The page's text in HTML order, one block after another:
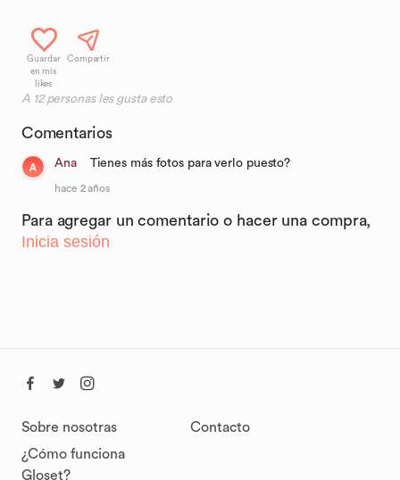
Guardar
en mis
likes
Compartir
A 12personas les gusta esto
Comentarios
A Ana Tienes más fotos para verlo puesto?
hace 2 años
Para agregar un comentario o hacer una compra,
Inicia sesión
Sobre nosotras
¿Cómo funciona
Gloset?
Contacto